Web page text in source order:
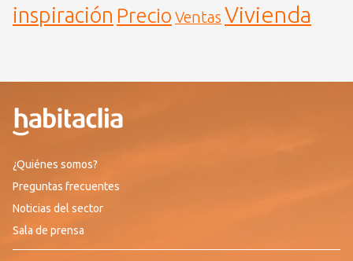
inspiración Precio Ventas Vivienda
¿Quiénes somos?
Preguntas frecuentes
Noticias del sector
Sala de prensa